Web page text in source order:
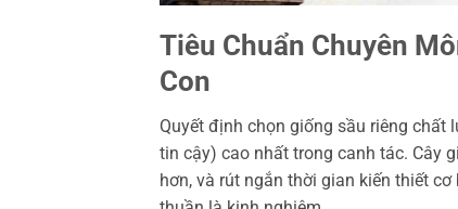
Tiêu Chuẩn Chuyên
Con
Quyết định chọn giống sầu riêng chất
tin cậy) cao nhất trong canh tác. Cây
hơn, và rút ngắn thời gian kiến thiết